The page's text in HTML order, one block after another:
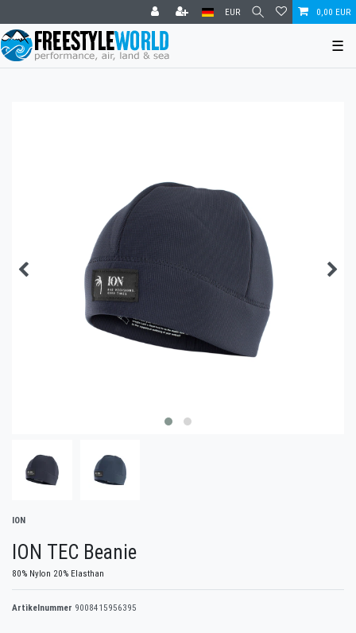
EUR 0,00 EUR
☰
ION
ION TEC Beanie
80% Nylon 20% Elasthan
Artikelnummer 9008415956395